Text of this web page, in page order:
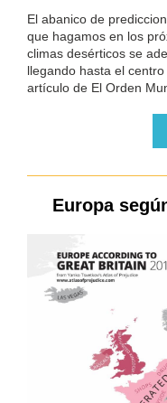
El abanico de
que hagamos en los
climas desérticos se
llegando hasta el
artículo de El Orden
Europa